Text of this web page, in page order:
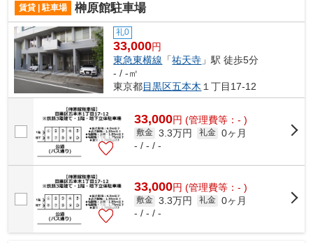
賃貸 | 駐車場 榊原館駐車場
礼0
33,000円
東急東横線 「祐天寺 」駅 徒歩5分
- / -㎡
東京都目黒区五本木 １丁目17-12
33,000円 (管理費等：- )
敷金 3.3万円 礼金 0ヶ月
- / - / -
33,000円 (管理費等：- )
敷金 3.3万円 礼金 0ヶ月
- / - / -